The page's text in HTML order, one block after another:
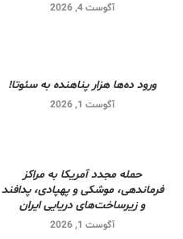
آگوست 4, 2026
ورود ده‌ها هزار پناهنده به سئوتا!
آگوست 1, 2026
حمله مجدد آمریکا به مراکز
فرماندهی، موشکی و پهپادی، پدافند
و زیرساخت‌های دریایی ایران
آگوست 1, 2026